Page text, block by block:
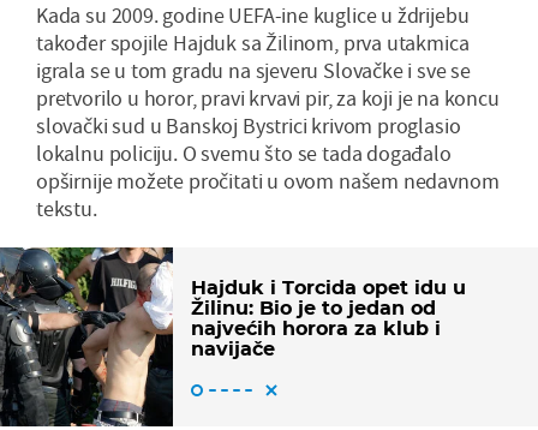
Kada su 2009. godine UEFA-ine kuglice u ždrijebu
također spojile Hajduk sa Žilinom, prva utakmica
igrala se u tom gradu na sjeveru Slovačke i sve se
pretvorilo u horor, pravi krvavi pir, za koji je na koncu
slovački sud u Banskoj Bystrici krivom proglasio
lokalnu policiju. O svemu što se tada događalo
opširnije možete pročitati u ovom našem nedavnom
tekstu.
Hajduk i Torcida opet idu u
Žilinu: Bio je to jedan od
najvećih horora za klub i
navijače